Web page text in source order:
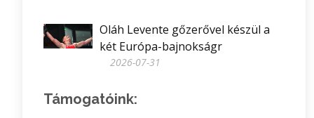
Oláh Levente gőzerővel készül a
két Európa-bajnokságr
2026-07-31
Támogatóink: